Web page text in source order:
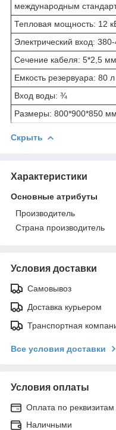
международным
Тепловая мощность: 12
Электрический вход:
Сечение кабеля: 5*2,5 мм
Емкость резервуара: 80 л
Вход воды: ¾
Размеры: 800*900*850 мм
Скрыть
Характеристики
Основные атрибуты
Производитель
Страна производитель
Условия доставки
Самовывоз
Доставка курьером
Транспортная
Все условия доставки
Условия оплаты
Оплата по
Наличными